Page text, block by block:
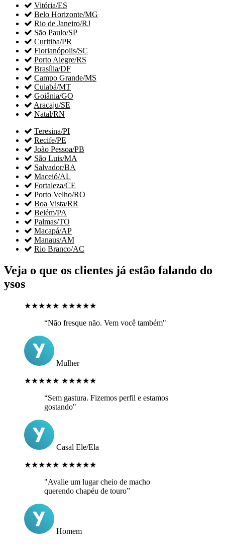
 Vitória/ES
 Belo Horizonte/MG
 Rio de Janeiro/RJ
 São Paulo/SP
 Curitiba/PR
 Florianópolis/SC
 Porto Alegre/RS
 Brasília/DF
 Campo Grande/MS
 Cuiabá/MT
 Goiânia/GO
 Aracaju/SE
 Natal/RN
 Teresina/PI
 Recife/PE
 João Pessoa/PB
 São Luis/MA
 Salvador/BA
 Maceió/AL
 Fortaleza/CE
 Porto Velho/RO
 Boa Vista/RR
 Belém/PA
 Palmas/TO
 Macapá/AP
 Manaus/AM
 Rio Branco/AC
Veja o que os clientes já estão falando do
ysos
★★★★★ ★★★★★
“Não fresque não. Vem você também"
Mulher
★★★★★ ★★★★★
“Sem gastura. Fizemos perfil e estamos
gostando"
Casal Ele/Ela
★★★★★ ★★★★★
"Avalie um lugar cheio de macho
querendo chapéu de touro”
Homem